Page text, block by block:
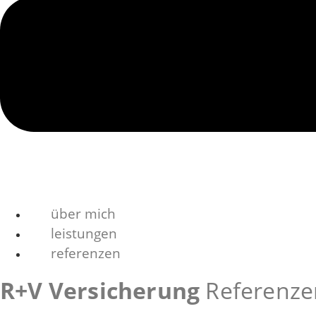
über mich
leistungen
referenzen
R+V Versicherung